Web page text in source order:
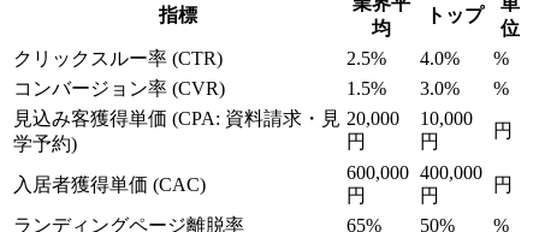
指標
均
トップ
位
クリックスルー率 (CTR)
2.5% 4.0%
%
コンバージョン率 (CVR)
1.5% 3.0%
%
見込み客獲得単価 (CPA: 資料請求・見
学予約)
20,000
円
10,000
円
円
入居者獲得単価 (CAC)
600,000
円
400,000
円
円
ランディングページ離脱率
65% 50%
%